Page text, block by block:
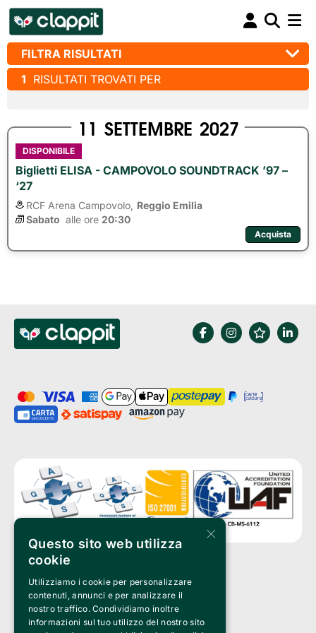
FILTRA RISULTATI
1 RISULTATI TROVATI PER
11 SETTEMBRE 2027
DISPONIBILE
Biglietti ELISA - CAMPOVOLO SOUNDTRACK ’97 –
‘27
RCF Arena Campovolo, Reggio Emilia
Sabato alle ore 20:30
Acquista
Clappit è un marchio di proprietà di:
Bemils Srl
a Socio Unico
Via Fosse Ardeatine, 4 -20092 Cinisello Balsamo (MI)
PI 05589050961
×
Questo sito web utilizza
cookie
Utilizziamo i cookie per personalizzare
contenuti, annunci e per analizzare il
nostro traffico. Condividiamo inoltre
informazioni sul tuo utilizzo del nostro sito